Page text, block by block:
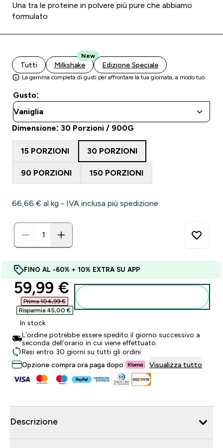
Una tra le proteine in polvere più pure che abbiamo
formulato
Tutti Milkshake
New
Edizione Speciale
La gamma completa di gusti per affrontare la tua giornata, a modo tuo.
Gusto:
Dimensione: 30 Porzioni / 900G
15 PORZIONI 30 PORZIONI
90 PORZIONI 150 PORZIONI
66,66 €‎ al kg - IVA inclusa più spedizione
FINO AL -60% + 10% EXTRA SU APP
discounted price
59,99 €‎
Prima 104,99 €‎
Risparmia 45,00 €‎
In stock
L’ordine potrebbe essere spedito il giorno successivo a
seconda dell’orario in cui viene effettuato.
Resi entro 30 giorni su tutti gli ordini
Opzione compra ora paga dopo
Visualizza tutto
Descrizione